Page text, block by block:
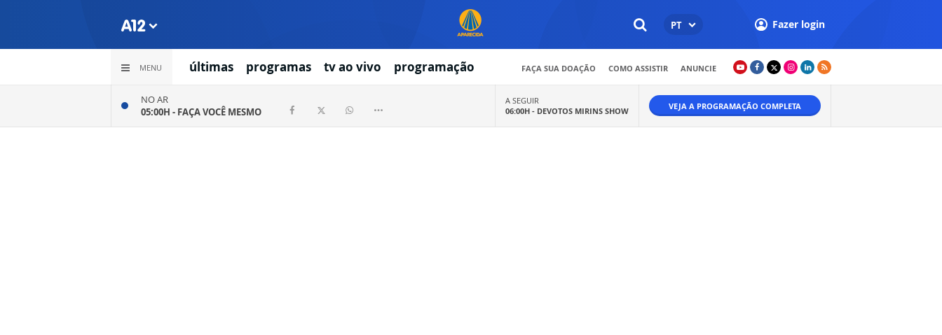
PT Fazer login
MENU últimas programas tv ao vivo programação FAÇA SUA DOAÇÃO COMO ASSISTIR ANUNCIE
NO AR
05:00H - FAÇA VOCÊ MESMO
A SEGUIR
06:00H - DEVOTOS MIRINS SHOW VEJA A PROGRAMAÇÃO COMPLETA